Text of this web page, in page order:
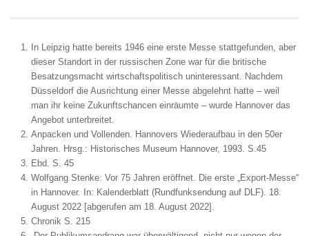
In Leipzig hatte bereits 1946 eine erste Messe stattgefunden, aber
dieser Standort in der russischen Zone war für die britische
Besatzungsmacht wirtschaftspolitisch uninteressant. Nachdem
Düsseldorf die Ausrichtung einer Messe abgelehnt hatte – weil
man ihr keine Zukunftschancen einräumte – wurde Hannover das
Angebot unterbreitet.
Anpacken und Vollenden. Hannovers Wiederaufbau in den 50er
Jahren. Hrsg.: Historisches Museum Hannover, 1993. S.45
Ebd. S. 45
Wolfgang Stenke: Vor 75 Jahren eröffnet. Die erste „Export-Messe“
in Hannover. In: Kalenderblatt (Rundfunksendung auf DLF). 18.
August 2022 [abgerufen am 18. August 2022] .
Chronik S. 215